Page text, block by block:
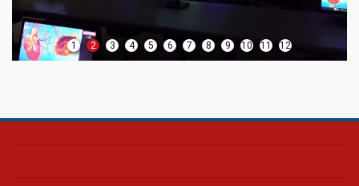
1 2 3 4 5 6 7 8 9 10 11 12